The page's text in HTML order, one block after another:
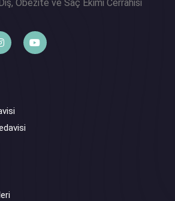
Obezite ve Saç Ekimi Cerrahisi